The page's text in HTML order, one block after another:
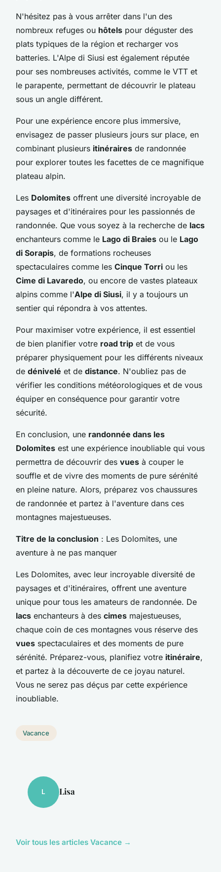
N'hésitez pas à vous arrêter dans l'un des
nombreux refuges ou hôtels pour déguster des
plats typiques de la région et recharger vos
batteries. L'Alpe di Siusi est également réputée
pour ses nombreuses activités, comme le VTT et
le parapente, permettant de découvrir le plateau
sous un angle différent.
Pour une expérience encore plus immersive,
envisagez de passer plusieurs jours sur place, en
combinant plusieurs itinéraires de randonnée
pour explorer toutes les facettes de ce magnifique
plateau alpin.
Les Dolomites offrent une diversité incroyable de
paysages et d'itinéraires pour les passionnés de
randonnée. Que vous soyez à la recherche de lacs
enchanteurs comme le Lago di Braies ou le Lago
di Sorapis, de formations rocheuses
spectaculaires comme les Cinque Torri ou les
Cime di Lavaredo, ou encore de vastes plateaux
alpins comme l'Alpe di Siusi, il y a toujours un
sentier qui répondra à vos attentes.
Pour maximiser votre expérience, il est essentiel
de bien planifier votre road trip et de vous
préparer physiquement pour les différents niveaux
de dénivelé et de distance. N'oubliez pas de
vérifier les conditions météorologiques et de vous
équiper en conséquence pour garantir votre
sécurité.
En conclusion, une randonnée dans les
Dolomites est une expérience inoubliable qui vous
permettra de découvrir des vues à couper le
souffle et de vivre des moments de pure sérénité
en pleine nature. Alors, préparez vos chaussures
de randonnée et partez à l'aventure dans ces
montagnes majestueuses.
Titre de la conclusion : Les Dolomites, une
aventure à ne pas manquer
Les Dolomites, avec leur incroyable diversité de
paysages et d'itinéraires, offrent une aventure
unique pour tous les amateurs de randonnée. De
lacs enchanteurs à des cimes majestueuses,
chaque coin de ces montagnes vous réserve des
vues spectaculaires et des moments de pure
sérénité. Préparez-vous, planifiez votre itinéraire,
et partez à la découverte de ce joyau naturel.
Vous ne serez pas déçus par cette expérience
inoubliable.
Vacance
L Lisa
Voir tous les articles Vacance →